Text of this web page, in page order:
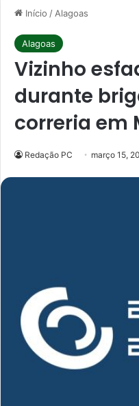
Início / Alagoas
Alagoas
Vizinho
durante
correria em
Redação PC março 15,